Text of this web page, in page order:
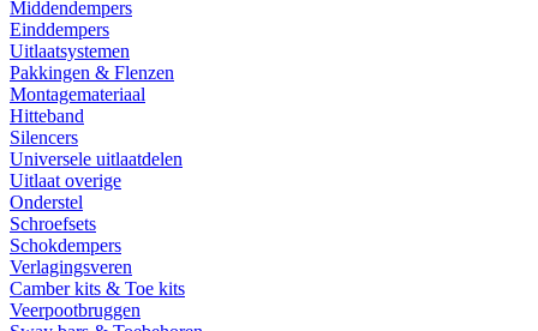
Middendempers
Einddempers
Uitlaatsystemen
Pakkingen & Flenzen
Montagemateriaal
Hitteband
Silencers
Universele uitlaatdelen
Uitlaat overige
Onderstel
Schroefsets
Schokdempers
Verlagingsveren
Camber kits & Toe kits
Veerpootbruggen